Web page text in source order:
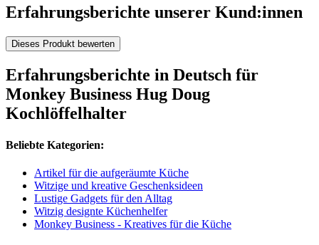
Erfahrungsberichte unserer Kund:innen
Dieses Produkt bewerten
Erfahrungsberichte in Deutsch für
Monkey Business Hug Doug
Kochlöffelhalter
Beliebte Kategorien:
Artikel für die aufgeräumte Küche
Witzige und kreative Geschenksideen
Lustige Gadgets für den Alltag
Witzig designte Küchenhelfer
Monkey Business - Kreatives für die Küche